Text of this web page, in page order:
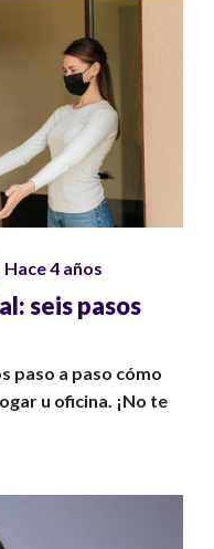
Hace 4 años
seis pasos
paso a paso cómo
u oficina. ¡No te